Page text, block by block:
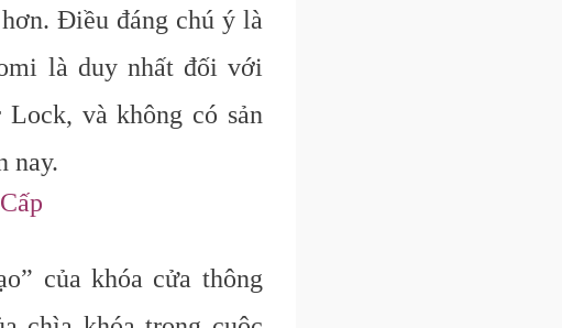
Điều đáng chú ý là
là duy nhất đối với
và không có sản
nay.
của khóa cửa thông